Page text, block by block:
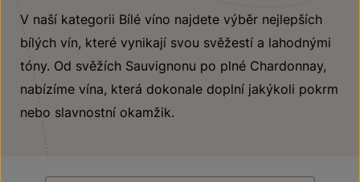
V naší kategorii Bílé víno najdete výběr nejlepších
bílých vín, které vynikají svou svěžestí a lahodnými
tóny. Od svěžích Sauvignonu po plné Chardonnay,
nabízíme vína, která dokonale doplní jakýkoli pokrm
nebo slavnostní okamžik.